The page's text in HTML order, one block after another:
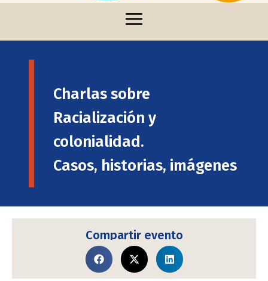
Charlas sobre
Racialización y
colonialidad.
Casos, historias, imágenes
Compartir evento